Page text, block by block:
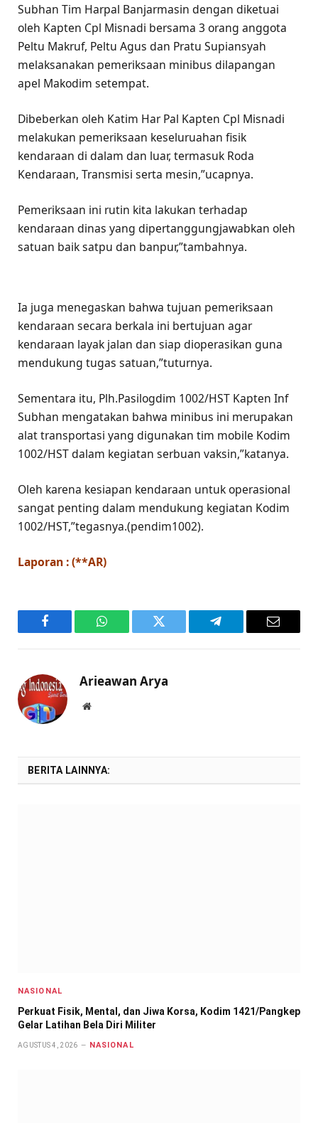
Subhan Tim Harpal Banjarmasin dengan diketuai
oleh Kapten Cpl Misnadi bersama 3 orang anggota
Peltu Makruf, Peltu Agus dan Pratu Supiansyah
melaksanakan pemeriksaan minibus dilapangan
apel Makodim setempat.
Dibeberkan oleh Katim Har Pal Kapten Cpl Misnadi
melakukan pemeriksaan keseluruahan fisik
kendaraan di dalam dan luar, termasuk Roda
Kendaraan, Transmisi serta mesin,”ucapnya.
Pemeriksaan ini rutin kita lakukan terhadap
kendaraan dinas yang dipertanggungjawabkan oleh
satuan baik satpu dan banpur,”tambahnya.
Ia juga menegaskan bahwa tujuan pemeriksaan
kendaraan secara berkala ini bertujuan agar
kendaraan layak jalan dan siap dioperasikan guna
mendukung tugas satuan,”tuturnya.
Sementara itu, Plh.Pasilogdim 1002/HST Kapten Inf
Subhan mengatakan bahwa minibus ini merupakan
alat transportasi yang digunakan tim mobile Kodim
1002/HST dalam kegiatan serbuan vaksin,”katanya.
Oleh karena kesiapan kendaraan untuk operasional
sangat penting dalam mendukung kegiatan Kodim
1002/HST,”tegasnya.(pendim1002).
Laporan : (**AR)
Facebook WhatsAppTwitter Telegram Email
Arieawan Arya
Website
BERITA LAINNYA:
NASIONAL
Perkuat Fisik, Mental, dan Jiwa Korsa, Kodim 1421/Pangkep
Gelar Latihan Bela Diri Militer
AGUSTUS 4, 2026 NASIONAL